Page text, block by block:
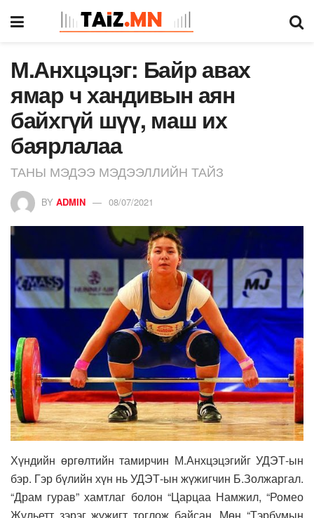
М.Анхцэцэг: Байр авах
ямар ч хандивын аян
байхгүй шүү, маш их
баярлалаа
ТАНЫ МЭДЭЭ МЭДЭЭЛЛИЙН ТАЙЗ
BY ADMIN 08/07/2021
Хүндийн өргөлтийн тамирчин М.Анхцэцэгийг УДЭТ-ын
бэр. Гэр бүлийн хүн нь УДЭТ-ын жүжигчин Б.Золжаргал.
“Драм гурав” хамтлаг болон “Царцаа Намжил, “Ромео